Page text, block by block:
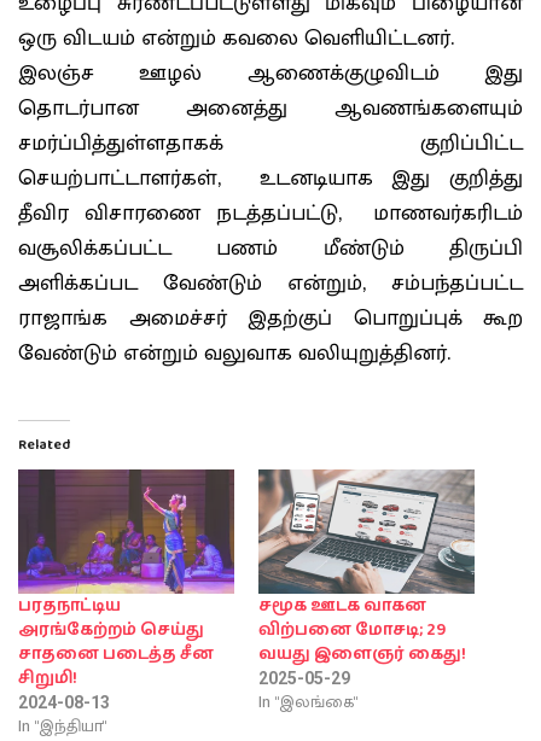
ஒரு விடயம் என்றும் கவலை வெளியிட்டனர்.
இலஞ்ச ஊழல் ஆணைக்குழுவிடம் இது
தொடர்பான அனைத்து ஆவணங்களையும்
சமர்ப்பித்துள்ளதாகக் குறிப்பிட்ட
செயற்பாட்டாளர்கள், உடனடியாக இது குறித்து
தீவிர விசாரணை நடத்தப்பட்டு, மாணவர்கரிடம்
வசூலிக்கப்பட்ட பணம் மீண்டும் திருப்பி
அளிக்கப்பட வேண்டும் என்றும், சம்பந்தப்பட்ட
ராஜாங்க அமைச்சர் இதற்குப் பொறுப்புக் கூற
வேண்டும் என்றும் வலுவாக வலியுறுத்தினர்.
Related
பரதநாட்டிய
அரங்கேற்றம் செய்து
சாதனை படைத்த சீன
சிறுமி!
2024-08-13
In "இந்தியா"
சமூக ஊடக வாகன
விற்பனை மோசடி; 29
வயது இளைஞர் கைது!
2025-05-29
In "இலங்கை"